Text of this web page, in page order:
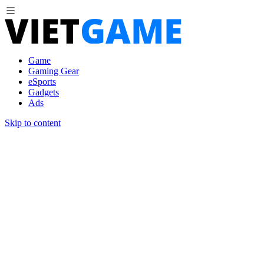
Game
Gaming Gear
eSports
Gadgets
Ads
Skip to content